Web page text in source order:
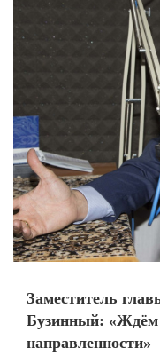
Заместитель
Бузинный: «Ждём
направленности»